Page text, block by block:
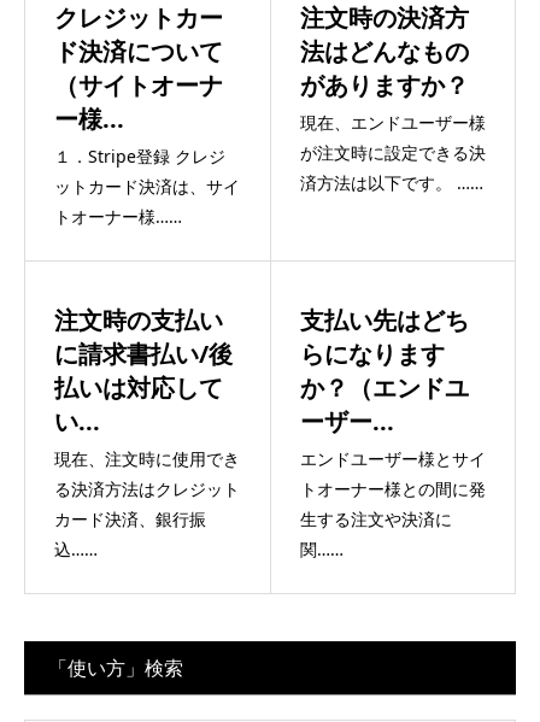
クレジットカー
ド決済について
（サイトオーナ
ー様...
１．Stripe登録 クレジ
ットカード決済は、サイ
トオーナー様……
注文時の決済方
法はどんなもの
がありますか？
現在、エンドユーザー様
が注文時に設定できる決
済方法は以下です。 ……
注文時の支払い
に請求書払い/後
払いは対応して
い...
現在、注文時に使用でき
る決済方法はクレジット
カード決済、銀行振
込……
支払い先はどち
らになります
か？（エンドユ
ーザー...
エンドユーザー様とサイ
トオーナー様との間に発
生する注文や決済に
関……
「使い方」検索